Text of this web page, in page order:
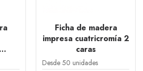
Ficha de madera
impresa cuatricromía 2
caras
Desde 50 unidades